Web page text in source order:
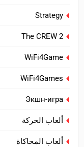
Strategy
The CREW 2
WiFi4Game
WiFi4Games
Экшн-игра
ألعاب الحركة
ألعاب المحاكاة